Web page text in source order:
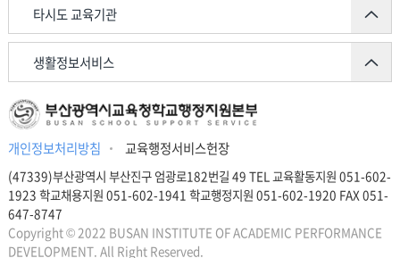
타시도 교육기관
생활정보서비스
개인정보처리방침 교육행정서비스헌장
(47339)부산광역시 부산진구 엄광로182번길 49 TEL 교육활동지원 051-602-
1923 학교채용지원 051-602-1941 학교행정지원 051-602-1920 FAX 051-
647-8747
Copyright © 2022 BUSAN INSTITUTE OF ACADEMIC PERFORMANCE
DEVELOPMENT. All Right Reserved.